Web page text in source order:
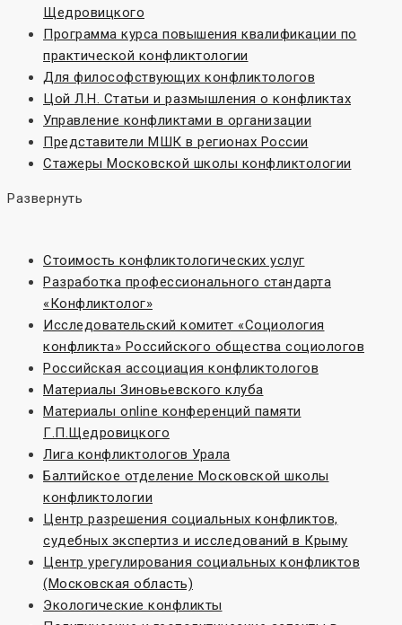
Щедровицкого
Программа курса повышения квалификации по
практической конфликтологии
Для философствующих конфликтологов
Цой Л.Н. Статьи и размышления о конфликтах
Управление конфликтами в организации
Представители МШК в регионах России
Стажеры Московской школы конфликтологии
Развернуть
Стоимость конфликтологических услуг
Разработка профессионального стандарта
«Конфликтолог»
Исследовательский комитет «Социoлогия
конфликта» Российского общества социологов
Российская ассоциация конфликтологов
Материалы Зиновьевского клуба
Материалы online конференций памяти
Г.П.Щедровицкого
Лига конфликтологов Урала
Балтийское отделение Московской школы
конфликтологии
Центр разрешения социальных конфликтов,
судебных экспертиз и исследований в Крыму
Центр урегулирования социальных конфликтов
(Московская область)
Экологические конфликты